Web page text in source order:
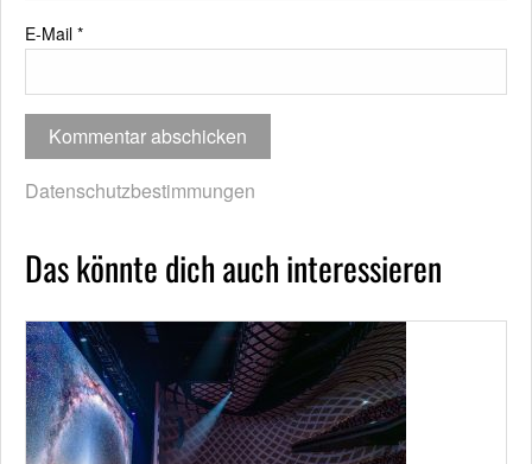
E-Mail *
Datenschutzbestimmungen
Das könnte dich auch interessieren